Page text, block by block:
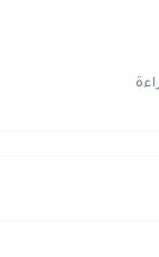
الحادي عشر